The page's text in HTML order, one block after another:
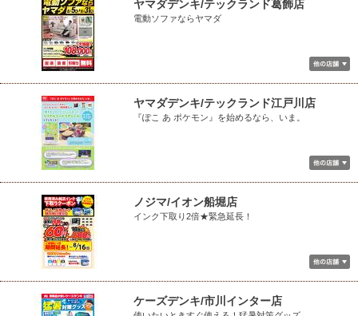
ヤマダデンキ/テックランド葛飾店
電動ソファならヤマダ
ヤマダデンキ/テックランド江戸川店
『ぽこ あ ポケモン』を始めるなら、いま。
ノジマ/イオン船堀店
インク下取り2倍★緊急延長！
ケーズデンキ/市川インター店